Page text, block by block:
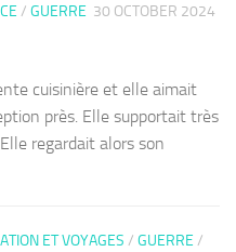
/ GUERRE 30 OCTOBER 2024
cuisinière et elle aimait
près. Elle supportait très
regardait alors son
ET VOYAGES / GUERRE /